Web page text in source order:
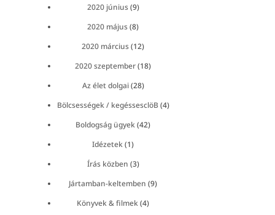
2020 június(9)
2020 május(8)
2020 március(12)
2020 szeptember(18)
Az élet dolgai(28)
Bölcsességek / kegéssesclöB(4)
Boldogság ügyek(42)
Idézetek(1)
Írás közben (3)
Jártamban-keltemben (9)
Könyvek & filmek(4)